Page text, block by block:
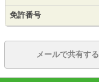
免許番号
メールで共有する